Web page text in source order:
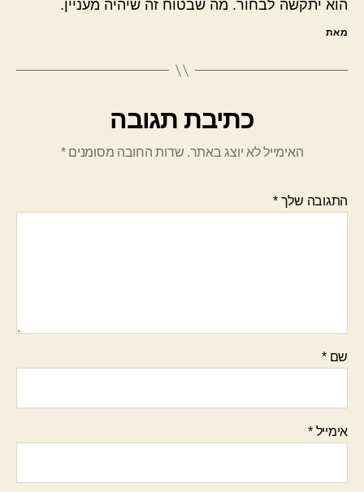
הוא יתקשה לבחור. מה שבטוח זה שיהיה מעניין.
מאת
כתיבת תגובה
האימייל לא יוצג באתר. שדות החובה מסומנים*
התגובה שלך*
שם*
אימייל*